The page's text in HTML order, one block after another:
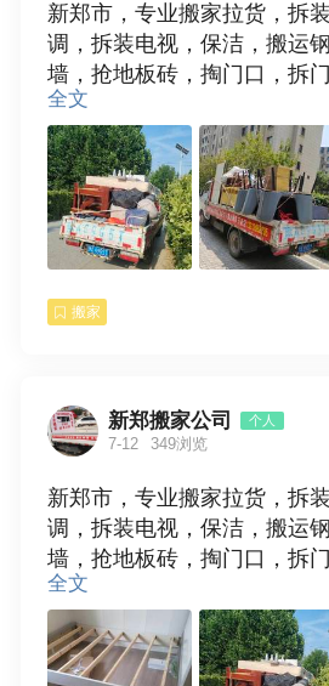
新郑市，专业搬家拉货，拆
调，拆装电视，保洁，搬运
墙，抢地板砖，掏门口，拆
垃圾，欢迎使用。
全文
搬家
新郑搬家公司 个人
7-12 349浏览
新郑市，专业搬家拉货，拆
调，拆装电视，保洁，搬运
墙，抢地板砖，掏门口，拆
垃圾，欢迎使用。
全文